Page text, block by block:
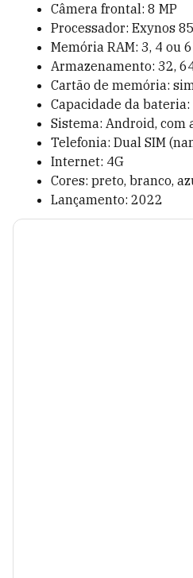
Câmera frontal: 8 MP
Processador: Exynos
Memória RAM: 3, 4 ou 6
Armazenamento: 32,
Cartão de memória:
Capacidade da
Sistema: Android, com
Telefonia: Dual SIM
Internet: 4G
Cores: preto, branco,
Lançamento: 2022